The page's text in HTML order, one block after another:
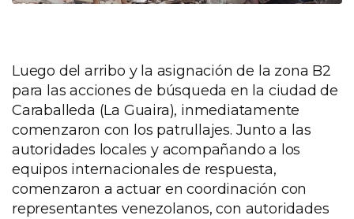
Luego del arribo y la asignación de la zona B2
para las acciones de búsqueda en la ciudad de
Caraballeda (La Guaira), inmediatamente
comenzaron con los patrullajes. Junto a las
autoridades locales y acompañando a los
equipos internacionales de respuesta,
comenzaron a actuar en coordinación con
representantes venezolanos, con autoridades